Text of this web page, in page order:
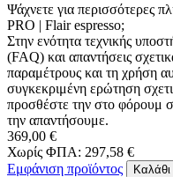
Ψάχνετε για περισσότερες
PRO | Flair espresso;
Στην ενότητα τεχνικής
(FAQ) και απαντήσεις
παραμέτρους και τη χρήση
συγκεκριμένη ερώτηση
προσθέστε την στο φόρουμ
την απαντήσουμε.
369,00 €
Χωρίς ΦΠΑ: 297,58 €
Εμφάνιση προϊόντος
Καλάθι